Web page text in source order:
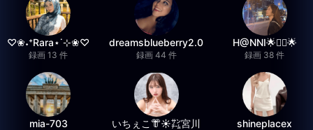
♡❀˖⁺Rara⋆˙⊹❀♡
録画 13 件
dreamsblueberry2.0
録画 44 件
H@NNI🌟❤️‍🔥🌟
録画 38 件
mia-703
いちぇこ👘☀️㌠宮川
shineplacex